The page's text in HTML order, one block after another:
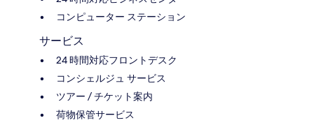
コンピューター ステーション
サービス
24 時間対応フロントデスク
コンシェルジュ サービス
ツアー / チケット案内
荷物保管サービス